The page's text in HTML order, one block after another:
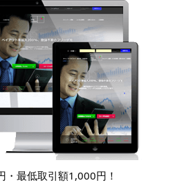
・最低取引額1,000円！